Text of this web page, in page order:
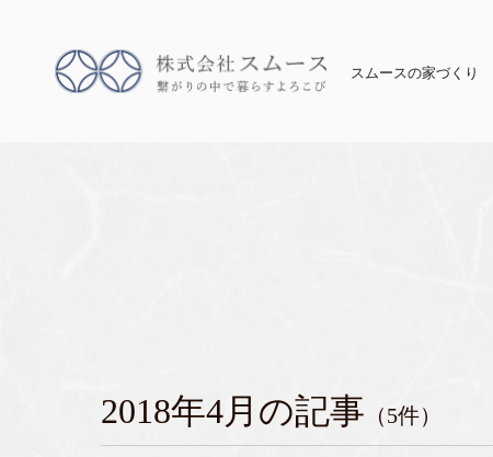
スムースの家づくり
2018年4月の記事 （5件）